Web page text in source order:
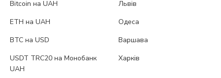
Bitcoin на UAH
ETH на UAH
BTC на USD
USDT TRC20 на Монобанк
UAH
Львів
Одеса
Варшава
Харків